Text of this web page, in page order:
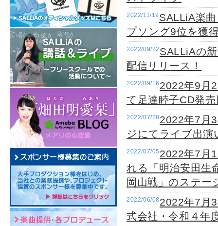
2022/11/19 SALLiA楽
プソング9位を獲
2022/09/22 SALLiAの
配信リリース！
2022/09/16 2022年9月
て足達睦子CD発
2022/07/28 2022年7月
ジにてライブ出演
2022/07/05 2022年7月
れる「明治安田生
岡山戦」のステ
2022/06/08 2022年7月
式会社・令和４年